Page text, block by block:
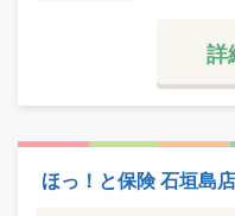
詳
ほっ！と保険 石垣島